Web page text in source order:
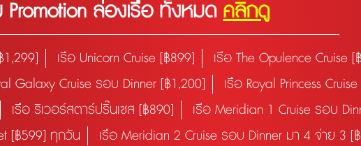
Promotion ล่องเรือ ทั้งหมด คลิกดู
1,299] เรือ Unicorn Cruise [฿899] เรือ The Opulence Cruise [
Galaxy Cruise รอบ Dinner [฿1,200]
เรือ Royal Princess
เรือ ริเวอร์สตาร์ปริ๊นเซส [฿890]
เรือ Meridian 1 Cruise รอบ
[฿599] ทุกวัน
เรือ Meridian 2 Cruise รอบ Dinner มา 4 จ่าย 3 [